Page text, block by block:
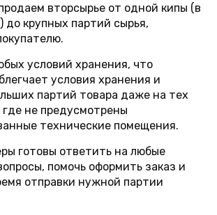
вторсырье от одной кипы (в
до крупных партий сырья,
условий хранения, что
условия хранения и
партий товара даже на тех
не предусмотрены
технические помещения.
готовы ответить на любые
помочь оформить заказ и
отправки нужной партии